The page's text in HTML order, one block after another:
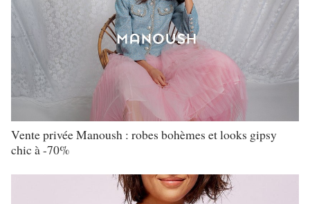
Vente privée Manoush : robes bohèmes et looks gipsy
chic à -70%